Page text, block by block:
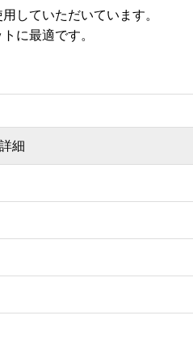
していただいています。
に最適です。
細